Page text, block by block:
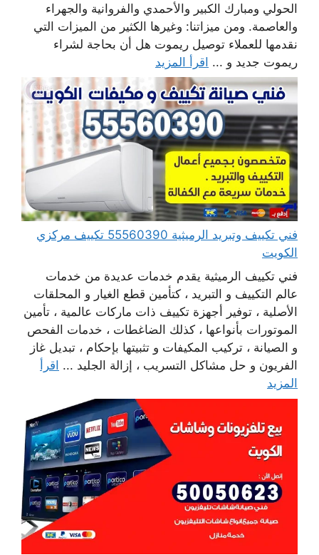
الحولي ومبارك الكبير والأحمدي والفروانية والجهراء
والعاصمة. ومن ميزاتنا: وغيرها الكثير من الميزات التي
نقدمها للعملاء توصيل ريموت هل أن بحاجة لشراء
ريموت جديد و ... اقرأ المزيد
فني تكييف وتبريد الرميثية 55560390 تكييف مركزي
الكويت
فني تكييف الرميثية يقدم خدمات عديدة من خدمات
عالم التكييف و التبريد ، كتأمين قطع الغيار و المحلقات
الأصلية ، توفير أجهزة تكييف ذات ماركات عالمية ، تأمين
الموتورات بأنواعها ، كذلك الضاغطات ، خدمات الفحص
و الصيانة ، تركيب المكيفات و تثبيتها بإحكام ، تبديل غاز
الفريون و حل مشاكل التسريب ، إزالة الجليد ... اقرأ
المزيد